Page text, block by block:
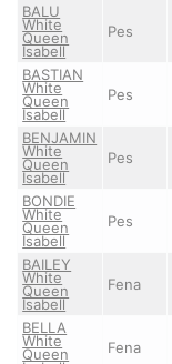
BALU
White
Queen
Isabell
Pes
BASTIAN
White
Queen
Isabell
Pes
BENJAMIN
White
Queen
Isabell
Pes
BONDIE
White
Queen
Isabell
Pes
BAILEY
White
Queen
Isabell
Fena
BELLA
White
Queen Fena